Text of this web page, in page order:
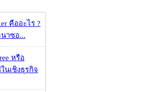
คืออะไร ?
าซอ...
หรือ
นเชิงธุรกิจ